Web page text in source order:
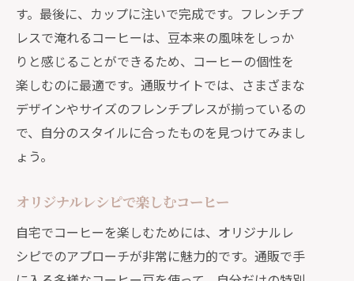
す。最後に、カップに注いで完成です。フレンチプ
レスで淹れるコーヒーは、豆本来の風味をしっか
りと感じることができるため、コーヒーの個性を
楽しむのに最適です。通販サイトでは、さまざまな
デザインやサイズのフレンチプレスが揃っているの
で、自分のスタイルに合ったものを見つけてみまし
ょう。
オリジナルレシピで楽しむコーヒー
自宅でコーヒーを楽しむためには、オリジナルレ
シピでのアプローチが非常に魅力的です。通販で手